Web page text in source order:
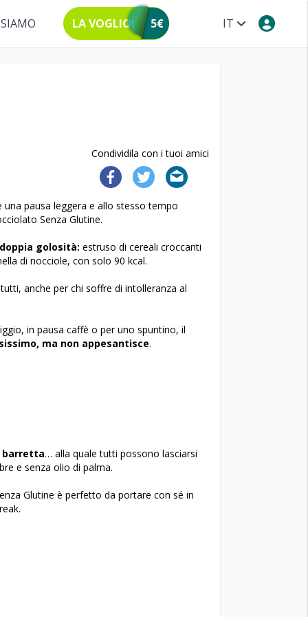
IT
LA VOGLIO! 5€
Condividila con i tuoi amici
pausa leggera e allo stesso tempo
Senza Glutine.
golosità: estruso di cereali croccanti
di nocciole, con solo 90 kcal.
anche per chi soffre di intolleranza al
in pausa caffè o per uno spuntino, il
ma non appesantisce.
barretta… alla quale tutti possono lasciarsi
e senza olio di palma.
Glutine è perfetto da portare con sé in